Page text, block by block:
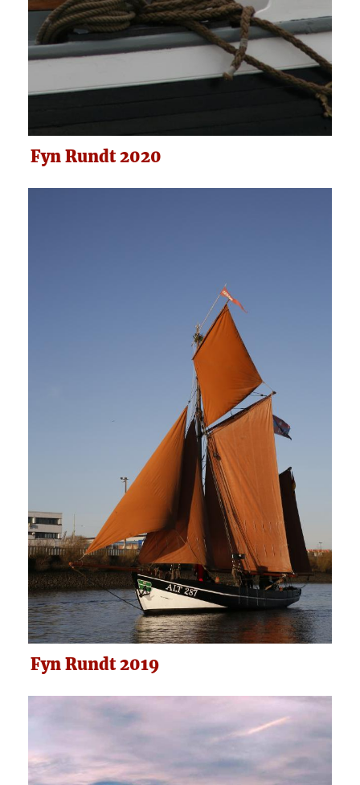
Fyn Rundt 2020
Fyn Rundt 2019